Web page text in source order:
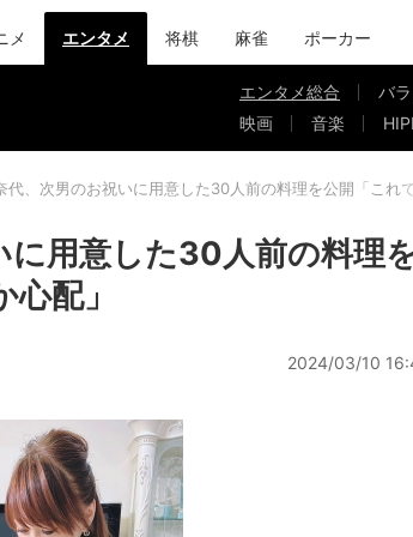
メ エンタメ 将棋 麻雀 ポーカー
エンタメ総合 バ
映画
音楽
代、次男のお祝いに用意した30人前の料理を公開「これ
に用意した30人前の料理
配」
2024/03/10